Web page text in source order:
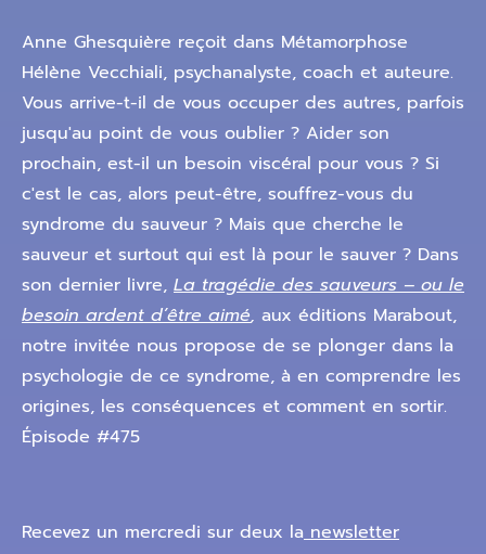
Anne Ghesquière reçoit dans Métamorphose
Hélène Vecchiali, psychanalyste, coach et auteure.
Vous arrive-t-il de vous occuper des autres, parfois
jusqu'au point de vous oublier ? Aider son
prochain, est-il un besoin viscéral pour vous ? Si
c'est le cas, alors peut-être, souffrez-vous du
syndrome du sauveur ? Mais que cherche le
sauveur et surtout qui est là pour le sauver ? Dans
son dernier livre, La tragédie des sauveurs – ou le
besoin ardent d’être aimé, aux éditions Marabout,
notre invitée nous propose de se plonger dans la
psychologie de ce syndrome, à en comprendre les
origines, les conséquences et comment en sortir.
Épisode #475
Recevez un mercredi sur deux la newsletter